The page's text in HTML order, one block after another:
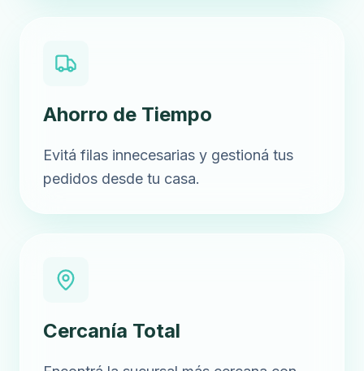
Ahorro de Tiempo
Evitá filas innecesarias y gestioná tus
pedidos desde tu casa.
Cercanía Total